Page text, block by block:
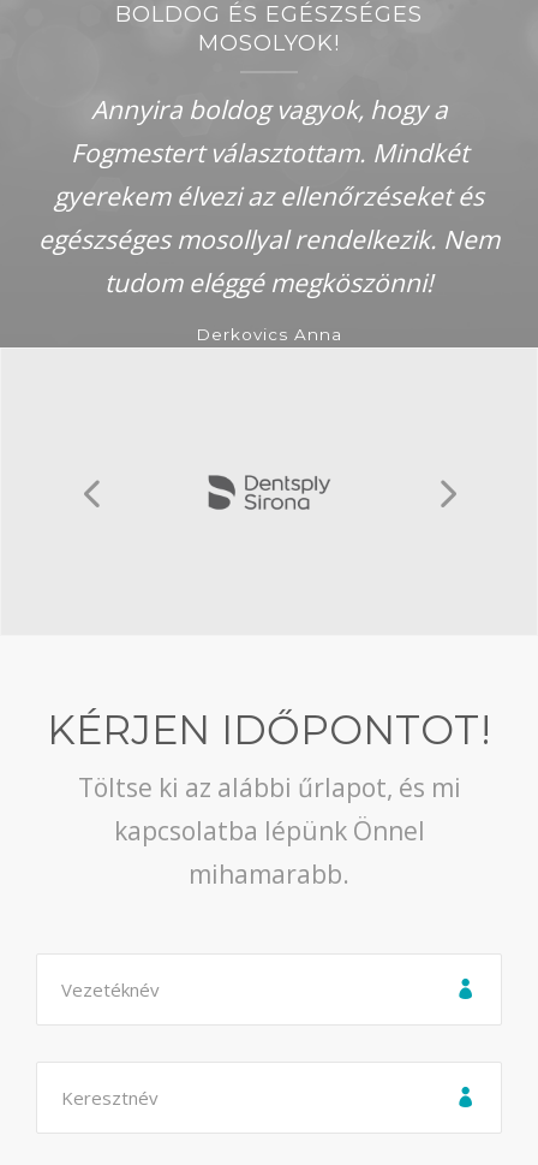
BOLDOG ÉS EGÉSZSÉGES
MOSOLYOK!
Annyira boldog vagyok, hogy a
Fogmestert választottam. Mindkét
gyerekem élvezi az ellenőrzéseket és
egészséges mosollyal rendelkezik. Nem
tudom eléggé megköszönni!
Derkovics Anna
KÉRJEN IDŐPONTOT!
Töltse ki az alábbi űrlapot, és mi
kapcsolatba lépünk Önnel
mihamarabb.